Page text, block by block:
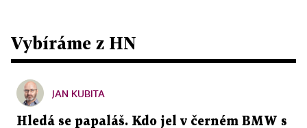
Vybíráme z HN
JAN KUBITA
Hledá se papaláš. Kdo jel v černém BMW s